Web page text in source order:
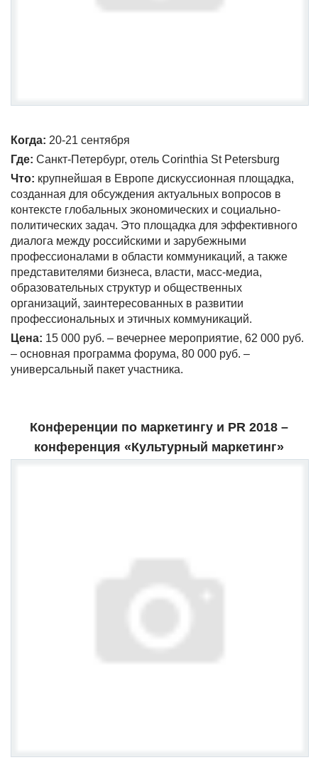
Когда: 20-21 сентября
Где: Санкт-Петербург, отель Corinthia St Petersburg
Что: крупнейшая в Европе дискуссионная площадка,
созданная для обсуждения актуальных вопросов в
контексте глобальных экономических и социально-
политических задач. Это площадка для эффективного
диалога между российскими и зарубежными
профессионалами в области коммуникаций, а также
представителями бизнеса, власти, масс-медиа,
образовательных структур и общественных
организаций, заинтересованных в развитии
профессиональных и этичных коммуникаций.
Цена: 15 000 руб. – вечернее мероприятие, 62 000 руб.
– основная программа форума, 80 000 руб. –
универсальный пакет участника.
Конференции по маркетингу и PR 2018 –
конференция «Культурный маркетинг»